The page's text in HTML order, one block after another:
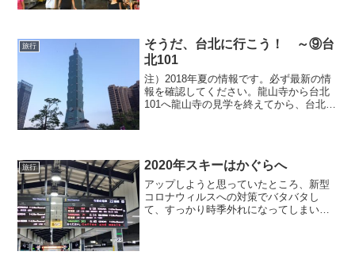
で、夕涼み？に夜市を...
旅行
そうだ、台北に行こう！ ～⑨台
北101
注）2018年夏の情報です。必ず最新の情
報を確認してください。龍山寺から台北
101へ龍山寺の見学を終えてから、台北
旅行 2020年スキーはかぐらへ
アップしようと思っていたところ、新型
コロナウィルスへの対策でバタバタし
て、すっかり時季外れになってしまいま